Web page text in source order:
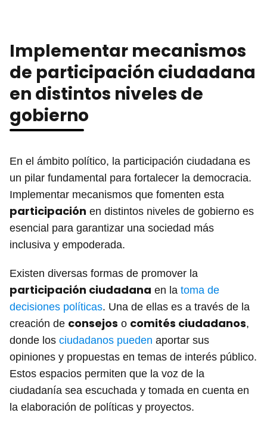
Implementar mecanismos
de participación ciudadana
en distintos niveles de
gobierno
En el ámbito político, la participación ciudadana es
un pilar fundamental para fortalecer la democracia.
Implementar mecanismos que fomenten esta
participación en distintos niveles de gobierno es
esencial para garantizar una sociedad más
inclusiva y empoderada.
Existen diversas formas de promover la
participación ciudadana en la toma de
decisiones políticas. Una de ellas es a través de la
creación de consejos o comités ciudadanos,
donde los ciudadanos pueden aportar sus
opiniones y propuestas en temas de interés público.
Estos espacios permiten que la voz de la
ciudadanía sea escuchada y tomada en cuenta en
la elaboración de políticas y proyectos.